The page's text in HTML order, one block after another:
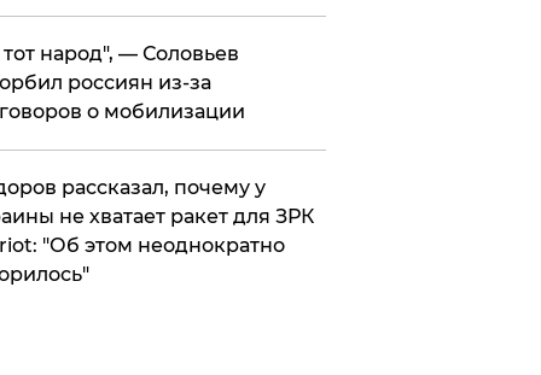
народ", — Соловьев
россиян из-за
о мобилизации
рассказал, почему у
не хватает ракет для ЗРК
"Об этом неоднократно